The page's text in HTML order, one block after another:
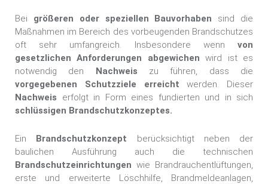
Bei größeren oder speziellen Bauvorhaben sind die
Maßnahmen im Bereich des vorbeugenden Brandschutzes
oft sehr umfangreich. Insbesondere wenn von
gesetzlichen Anforderungen abgewichen wird ist es
notwendig den Nachweis zu führen, dass die
vorgegebenen Schutzziele erreicht werden. Dieser
Nachweis erfolgt in Form eines fundierten und in sich
schlüssigen Brandschutzkonzeptes.
Ein Brandschutzkonzept berücksichtigt neben der
baulichen Ausführung auch die technischen
Brandschutzeinrichtungen wie Brandrauchentlüftungen,
erste und erweiterte Löschhilfe, Brandmeldeanlagen,